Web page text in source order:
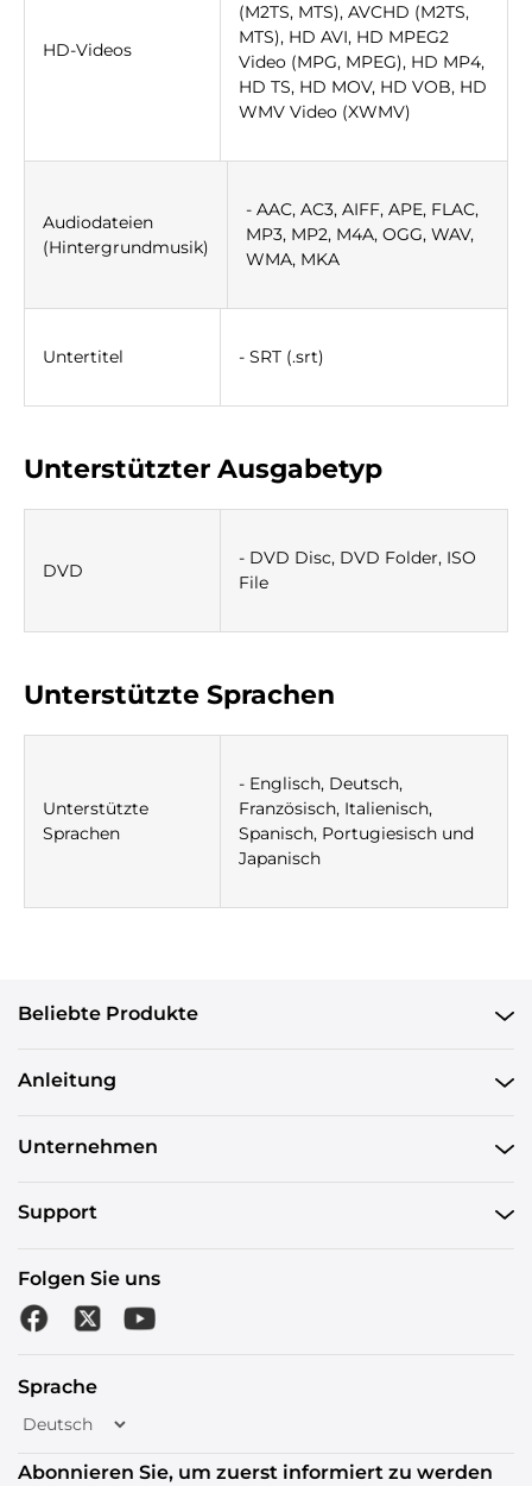
HD-Videos
(M2TS, MTS), AVCHD (M2TS,
MTS), HD AVI, HD MPEG2
Video (MPG, MPEG), HD MP4,
HD TS, HD MOV, HD VOB, HD
WMV Video (XWMV)
Audiodateien
(Hintergrundmusik)
- AAC, AC3, AIFF, APE, FLAC,
MP3, MP2, M4A, OGG, WAV,
WMA, MKA
Untertitel - SRT (.srt)
Unterstützter Ausgabetyp
DVD
- DVD Disc, DVD Folder, ISO
File
Unterstützte Sprachen
Unterstützte
Sprachen
- Englisch, Deutsch,
Französisch, Italienisch,
Spanisch, Portugiesisch und
Japanisch
Beliebte Produkte
Anleitung
Unternehmen
Support
Folgen Sie uns
Sprache
Abonnieren Sie, um zuerst informiert zu werden